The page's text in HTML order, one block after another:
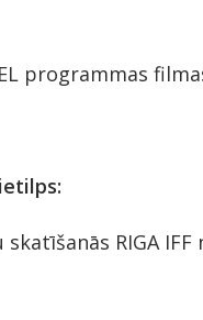
programmas
RIGA